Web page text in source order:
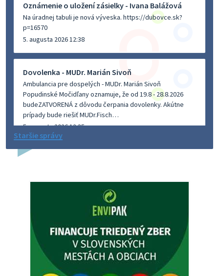
Oznámenie o uložení zásielky - Ivana Balážová
Na úradnej tabuli je nová výveska. https://dubovce.sk?
p=16570
5. augusta 2026 12:38
Dovolenka - MUDr. Marián Sivoň
Ambulancia pre dospelých - MUDr. Marián Sivoň
Popudinské Močidľany oznamuje, že od 19.8 - 28.8.2026
budeZATVORENÁ z dôvodu čerpania dovolenky. Akútne
prípady bude riešiť MUDr.Fisch…
5. augusta 2026 12:35
4. augusta 2026 15:30
Dnešný zvoz odpadu
Vážený občan, dnes 5. 8. sa zváža komunálny odpad.
5. augusta 2026 05:00
Oznámenie o uložení zásielky - Juraj Sloboda
Staršie správy